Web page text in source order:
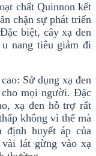
chất Quinnon kết
chặn sự phát triển
biệt, cây xạ đen
nang tiêu giảm đi
Sử dụng xạ đen
cho mọi người. Đặc
xạ đen hỗ trợ rất
không vì thế mà
định huyết áp của
lát gừng vào xạ